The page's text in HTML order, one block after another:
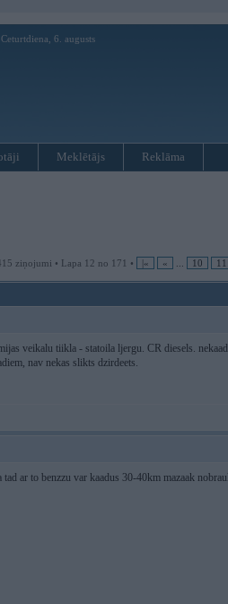
Ceturtdiena, 6. augusts
Meklētājs Reklāma
ziņojumi • Lapa 12 no 171 • |« « 10 11
veikalu tiikla - statoila ljergu. CR diesels.
nav nekas slikts dzirdeets.
ar to benzzu var kaadus 30-40km mazaak